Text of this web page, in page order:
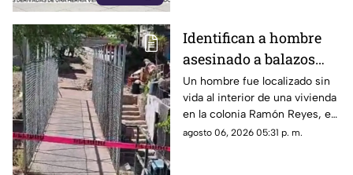
Identifican a hombre
asesinado a balazos
dentro de una vivienda
en la colonia Ramón
Reyes
Un hombre fue localizado sin
vida al interior de una vivienda
en la colonia Ramón Reyes, en
la ciudad de Chihuahua.
agosto 06, 2026 05:31 p. m.